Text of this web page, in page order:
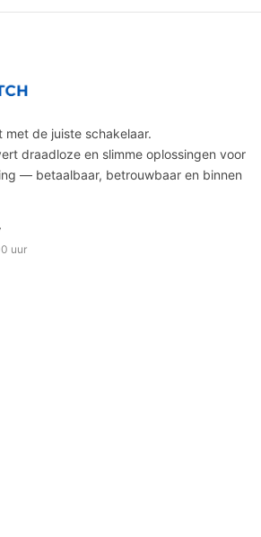
met de juiste schakelaar.
draadloze en slimme oplossingen voor
— betaalbaar, betrouwbaar en binnen
uur